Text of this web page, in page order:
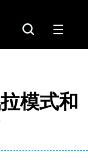
模式和